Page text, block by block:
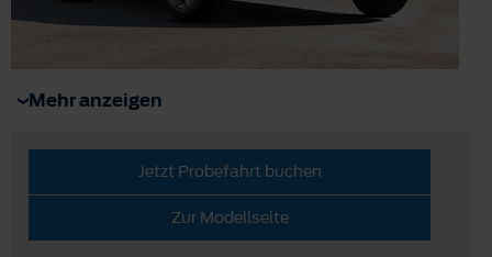
Mehr anzeigen
Jetzt Probefahrt buchen
Zur Modellseite